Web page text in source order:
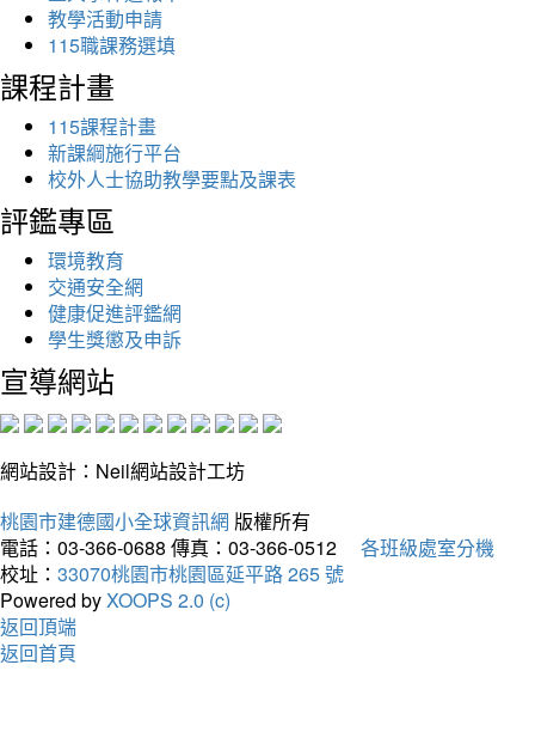
教學活動申請
115職課務選填
課程計畫
115課程計畫
新課綱施行平台
校外人士協助教學要點及課表
評鑑專區
環境教育
交通安全網
健康促進評鑑網
學生獎懲及申訴
宣導網站
網站設計：Neil網站設計工坊
桃園市建德國小全球資訊網 版權所有
電話：03-366-0688 傳真：03-366-0512
各班級處室分機
校址： 33070桃園市桃園區延平路 265 號
Powered byXOOPS 2.0 (c)
返回頂端
返回首頁